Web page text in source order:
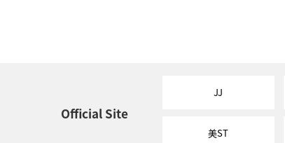
Official Site
JJ
美ST